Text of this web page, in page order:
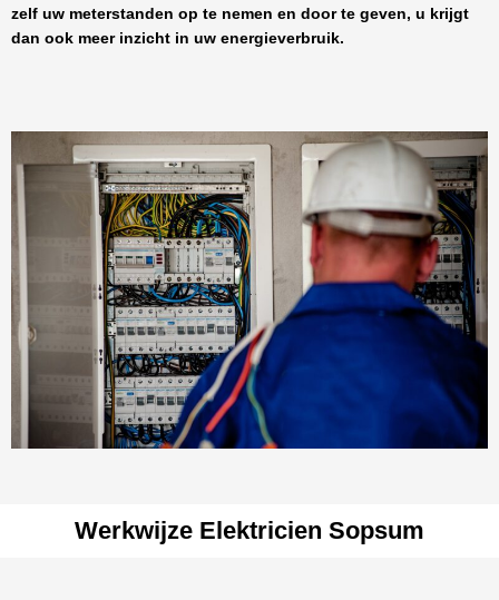
zelf uw meterstanden op te nemen en door te geven, u krijgt
dan ook meer inzicht in uw energieverbruik.
Werkwijze Elektricien Sopsum